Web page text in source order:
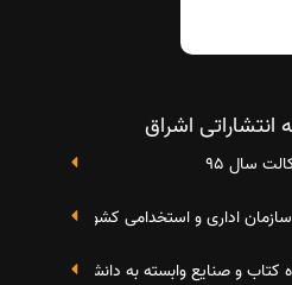
اشراق
سال 95
سازمان اداری و استخدامی کشور در خصوص
و صنایع وابسته به دانشگاه صنعتی شریف 4 الی 8 مهر